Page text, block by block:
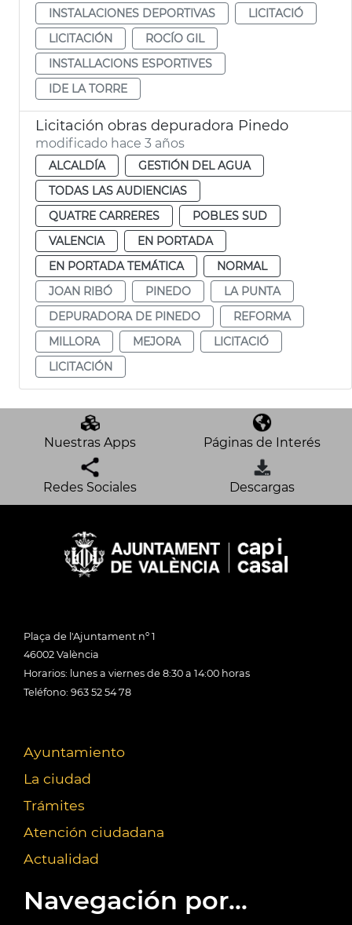
INSTALACIONES DEPORTIVAS
LICITACIÓ
LICITACIÓN
ROCÍO GIL
INSTALLACIONS ESPORTIVES
IDE LA TORRE
Licitación obras depuradora Pinedo
modificado hace 3 años
ALCALDÍA
GESTIÓN DEL AGUA
TODAS LAS AUDIENCIAS
QUATRE CARRERES
POBLES SUD
VALENCIA
EN PORTADA
EN PORTADA TEMÁTICA
NORMAL
JOAN RIBÓ
PINEDO
LA PUNTA
DEPURADORA DE PINEDO
REFORMA
MILLORA
MEJORA
LICITACIÓ
LICITACIÓN
Nuestras Apps Páginas de Interés
Redes Sociales Descargas
Plaça de l'Ajuntament nº 1
46002 València
Horarios: lunes a viernes de 8:30 a 14:00 horas
Teléfono: 963 52 54 78
Ayuntamiento
La ciudad
Trámites
Atención ciudadana
Actualidad
Navegación por...